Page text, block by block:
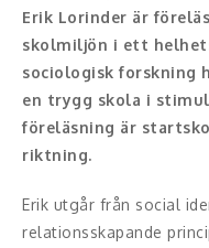
Moderator
Konferencier
Radio och TV-
Erik Lorinder är
skolmiljön i ett
sociologisk forskning
en trygg skola i
föreläsning är
riktning.
Erik utgår från social
relationsskapande